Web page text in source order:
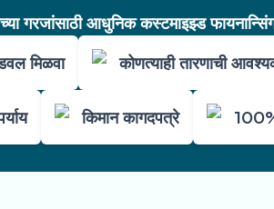
गरजांसाठी आधुनिक कस्टमाइझ्ड
मिळवा
कोणत्याही तारणाची
किमान कागदपत्रे